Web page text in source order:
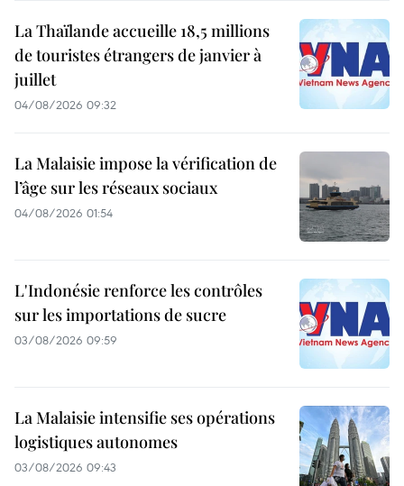
La Thaïlande accueille 18,5 millions
de touristes étrangers de janvier à
juillet
04/08/2026 09:32
La Malaisie impose la vérification de
l’âge sur les réseaux sociaux
04/08/2026 01:54
L'Indonésie renforce les contrôles
sur les importations de sucre
03/08/2026 09:59
La Malaisie intensifie ses opérations
logistiques autonomes
03/08/2026 09:43